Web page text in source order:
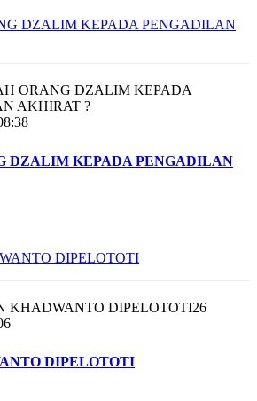
DZALIM KEPADA PENGADILAN
26
DIPELOTOTI